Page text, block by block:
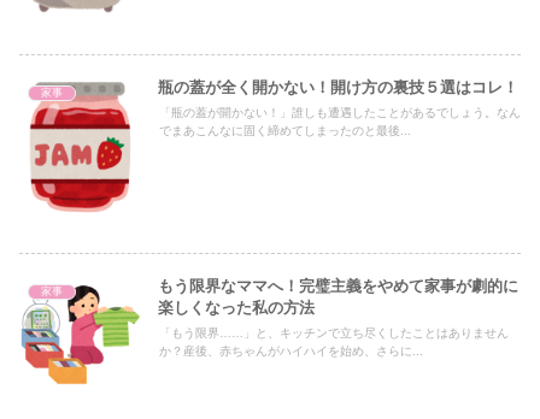
家事 瓶の蓋が全く開かない！開け方の裏技５選はコレ！
「瓶の蓋が開かない！」誰しも遭遇したことがあるでしょう。なん
でまあこんなに固く締めてしまったのと最後...
家事
もう限界なママへ！完璧主義をやめて家事が劇的に
楽しくなった私の方法
「もう限界……」と、キッチンで立ち尽くしたことはありません
か？産後、赤ちゃんがハイハイを始め、さらに...